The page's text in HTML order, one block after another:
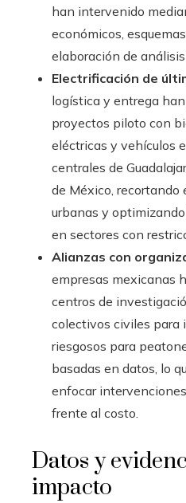
han intervenido
económicos,
elaboración de
Electrificación de
logística y entrega
proyectos piloto con
eléctricas y vehículos
centrales de
de México, recortando
urbanas y
en sectores con
Alianzas con
empresas mexicanas
centros de
colectivos civiles para
riesgosos para
basadas en datos, lo
enfocar
frente al costo.
Datos y
impacto